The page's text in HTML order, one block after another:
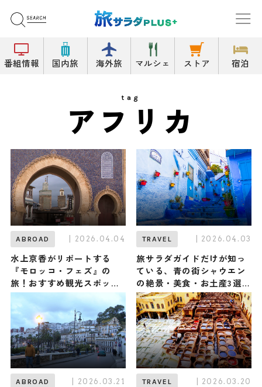
番組情報 国内旅 海外旅 マルシェ ストア 宿泊
tag
アフリカ
ABROAD | 2026.04.04
水上京香がリポートする
『モロッコ・フェズ』の
旅！おすすめ観光スポット
やグルメを紹介 2026年4月
4日放送
TRAVEL | 2026.04.03
旅サラダガイドだけが知っ
ている、青の街シャウエン
の絶景・美食・お土産3選｜
モロッコ
ABROAD | 2026.03.21 TRAVEL | 2026.03.20